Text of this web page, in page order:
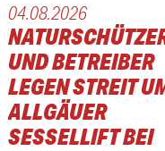
04.08.2026
UND BETREIBER
LEGEN STREIT
ALLGÄUER
SESSELLIFT BEI